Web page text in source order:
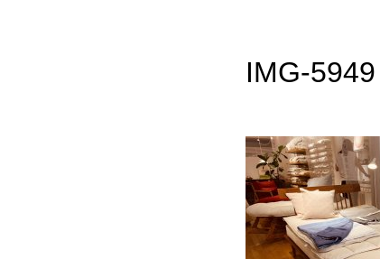
IMG-5949